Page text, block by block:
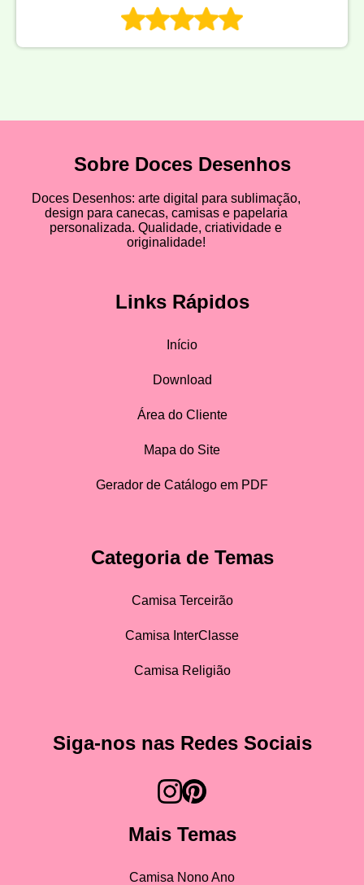
Sobre Doces Desenhos
Doces Desenhos: arte digital para sublimação,
design para canecas, camisas e papelaria
personalizada. Qualidade, criatividade e
originalidade!
Links Rápidos
Início
Download
Área do Cliente
Mapa do Site
Gerador de Catálogo em PDF
Categoria de Temas
Camisa Terceirão
Camisa InterClasse
Camisa Religião
Siga-nos nas Redes Sociais
Mais Temas
Camisa Nono Ano